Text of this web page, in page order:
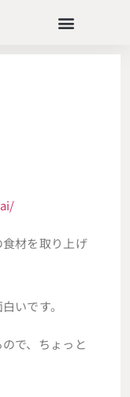
材を取り上げ
いです。
で、ちょっと